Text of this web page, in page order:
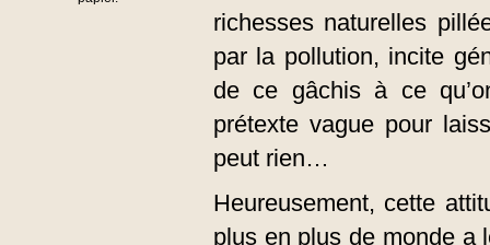
richesses naturelles
par la pollution, incite
de ce gâchis à ce
prétexte vague pour
peut rien…
Heureusement, cette
plus en plus de monde a